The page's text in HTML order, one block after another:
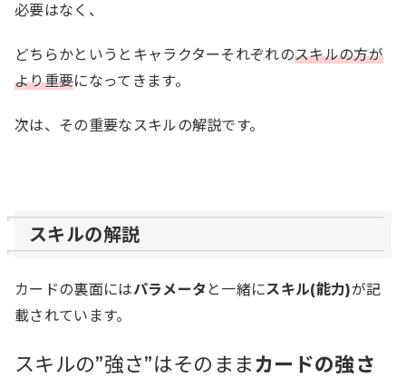
必要はなく、
どちらかというとキャラクターそれぞれのスキルの方が
より重要になってきます。
次は、その重要なスキルの解説です。
スキルの解説
カードの裏面にはパラメータ と一緒にスキル(能力)が記
載されています。
スキルの”強さ”はそのままカードの強さ